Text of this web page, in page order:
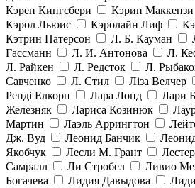
Кэрен Кингсбери
Кэрин Маккензи
Кэрол Льюис
Кэролайн Лиф
Кэтрин Патерсон
Л. Б. Кауман
Гассманн
Л. И. Антонова Л.
Л. Райкен
Л. Редсток Л.
Савченко
Л. Стил Ліза Велчер
Ренді Елкорн
Лара Лонд Лари
Железняк
Лариса Козинюк
Мартин
Лаэль Аррингтон
Дж. Вуд
Леонид Банчик
Якобчук
Лесли М. Грант
Самралл
Ли Стробел Ливио
Богачева
Лидия Давыдова